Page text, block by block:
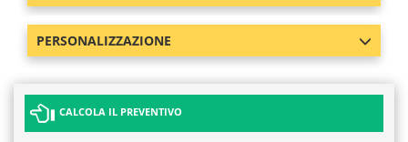
PERSONALIZZAZIONE
CALCOLA IL PREVENTIVO